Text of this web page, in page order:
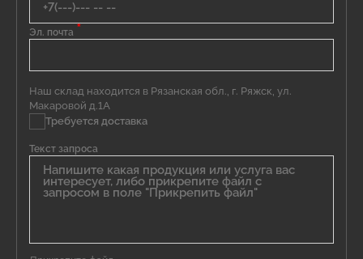
Эл. почта *
Наш склад находится в Рязанская обл., г. Ряжск, ул.
Макаровой д.1А
Требуется доставка
Текст запроса